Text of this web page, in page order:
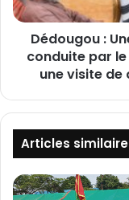
t
i
F
M
E
u
:
g
a
t
Dédougou :
conduite par
une visite
Articles